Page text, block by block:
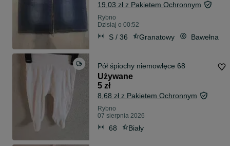
19,03 zł z Pakietem Ochronnym
Rybno
Dzisiaj o 00:52
S / 36 Granatowy Bawełna
Pół śpiochy niemowlęce 68
Używane
5 zł
8,68 zł z Pakietem Ochronnym
Rybno
07 sierpnia 2026
68 Biały